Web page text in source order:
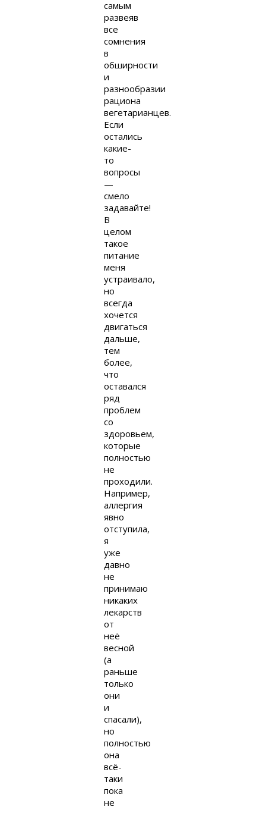
самым
развеяв
все
сомнения
в
обширности
и
разнообразии
рациона
вегетарианцев.
Если
остались
какие-
то
вопросы
—
смело
задавайте!
В
целом
такое
питание
меня
устраивало,
но
всегда
хочется
двигаться
дальше,
тем
более,
что
оставался
ряд
проблем
со
здоровьем,
которые
полностью
не
проходили.
Например,
аллергия
явно
отступила,
я
уже
давно
не
принимаю
никаких
лекарств
от
неё
весной
(а
раньше
только
они
и
спасали),
но
полностью
она
всё-
таки
пока
не